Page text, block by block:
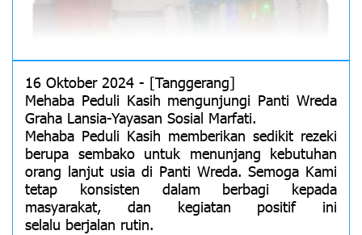
16 Oktober 2024 - [Tanggerang]
Mehaba Peduli Kasih mengunjungi Panti Wreda
Graha Lansia-Yayasan Sosial Marfati.
Mehaba Peduli Kasih memberikan sedikit rezeki
berupa sembako untuk menunjang kebutuhan
orang lanjut usia di Panti Wreda. Semoga Kami
tetap konsisten dalam berbagi kepada
masyarakat, dan kegiatan positif ini
selalu berjalan rutin.